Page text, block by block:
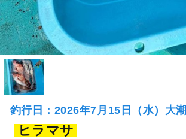
釣行日：2026年7月15日（水）大潮
ヒラマサ